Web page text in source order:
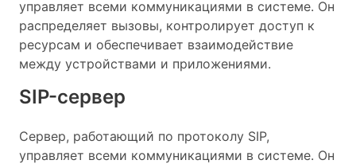
управляет всеми коммуникациями в системе. Он
распределяет вызовы, контролирует доступ к
ресурсам и обеспечивает взаимодействие
между устройствами и приложениями.
SIP-сервер
Сервер, работающий по протоколу SIP,
управляет всеми коммуникациями в системе. Он